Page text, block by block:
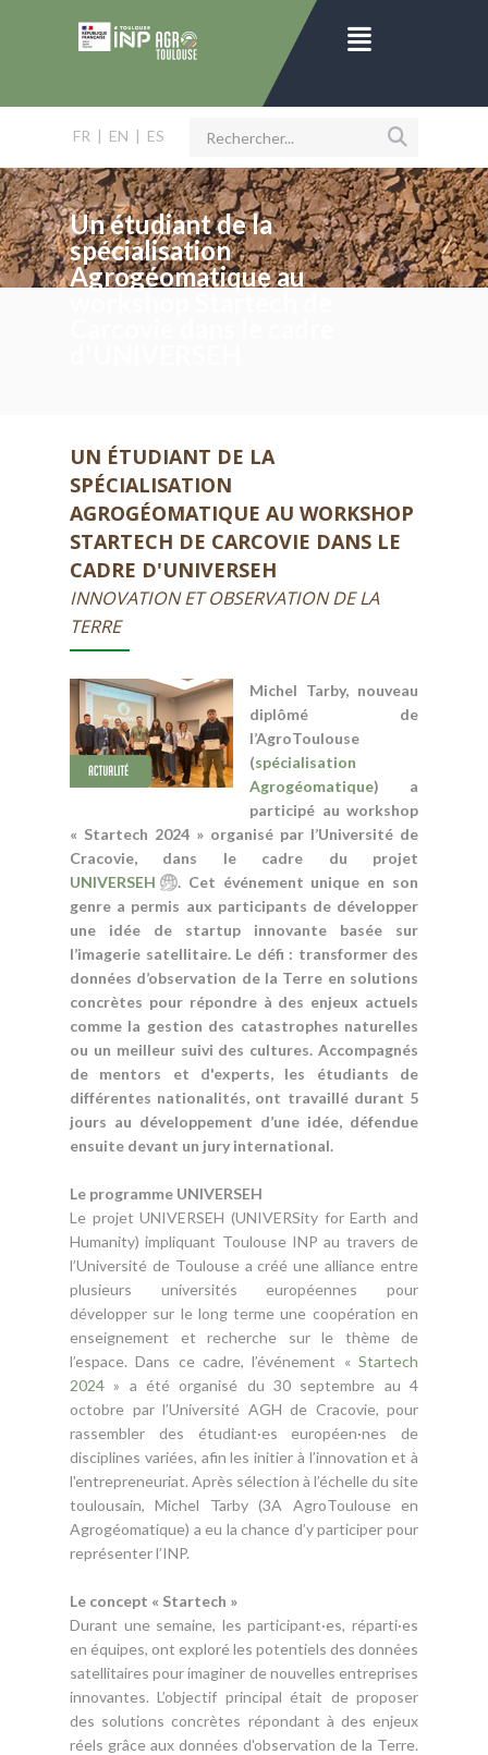
FR | EN | ES
Un étudiant de la
spécialisation
Agrogéomatique au
UN ÉTUDIANT DE LA
SPÉCIALISATION
AGROGÉOMATIQUE AU WORKSHOP
STARTECH DE CARCOVIE DANS LE
CADRE D'UNIVERSEH
INNOVATION ET OBSERVATION DE LA
TERRE
Michel Tarby, nouveau
diplômé de
l’AgroToulouse
(spécialisation
Agrogéomatique) a
participé au workshop
« Startech 2024 » organisé par l’Université de
Cracovie, dans le cadre du projet
UNIVERSEH
. Cet événement unique en son
genre a permis aux participants de développer
une idée de startup innovante basée sur
l’imagerie satellitaire. Le défi : transformer des
données d’observation de la Terre en solutions
concrètes pour répondre à des enjeux actuels
comme la gestion des catastrophes naturelles
ou un meilleur suivi des cultures. Accompagnés
de mentors et d'experts, les étudiants de
différentes nationalités, ont travaillé durant 5
jours au développement d’une idée, défendue
ensuite devant un jury international.
Le programme UNIVERSEH
Le projet UNIVERSEH (UNIVERSity for Earth and
Humanity) impliquant Toulouse INP au travers de
l’Université de Toulouse a créé une alliance entre
plusieurs universités européennes pour
développer sur le long terme une coopération en
enseignement et recherche sur le thème de
l’espace. Dans ce cadre, l’événement « Startech
2024 » a été organisé du 30 septembre au 4
octobre par l’Université AGH de Cracovie, pour
rassembler des étudiant·es européen·nes de
disciplines variées, afin les initier à l’innovation et à
l'entrepreneuriat. Après sélection à l’échelle du site
toulousain, Michel Tarby (3A AgroToulouse en
Agrogéomatique) a eu la chance d’y participer pour
représenter l’INP.
Le concept « Startech »
Durant une semaine, les participant·es, réparti·es
en équipes, ont exploré les potentiels des données
satellitaires pour imaginer de nouvelles entreprises
innovantes. L’objectif principal était de proposer
des solutions concrètes répondant à des enjeux
réels grâce aux données d'observation de la Terre.